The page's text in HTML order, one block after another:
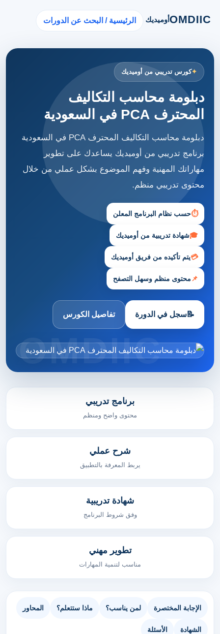
OMDIICأوميديك الرئيسية / البحث عن الدورات
كورس تدريبي من أوميديك
دبلومة محاسب التكاليف
المحترف PCA في السعودية
دبلومة محاسب التكاليف المحترف PCA في السعودية
برنامج تدريبي من أوميديك يساعدك على تطوير
مهاراتك المهنية وفهم الموضوع بشكل عملي من خلال
محتوى تدريبي منظم.
⏱حسب نظام البرنامج المعلن
🎓شهادة تدريبية من أوميديك
💳يتم تأكيده من فريق أوميديك
📌محتوى منظم وسهل التصفح
📝سجل في الدورة تفاصيل الكورس
برنامج تدريبي
محتوى واضح ومنظم
شرح عملي
يربط المعرفة بالتطبيق
شهادة تدريبية
وفق شروط البرنامج
تطوير مهني
مناسب لتنمية المهارات
الإجابة المختصرة لمن يناسب؟ ماذا ستتعلم؟ المحاور
الشهادة الأسئلة